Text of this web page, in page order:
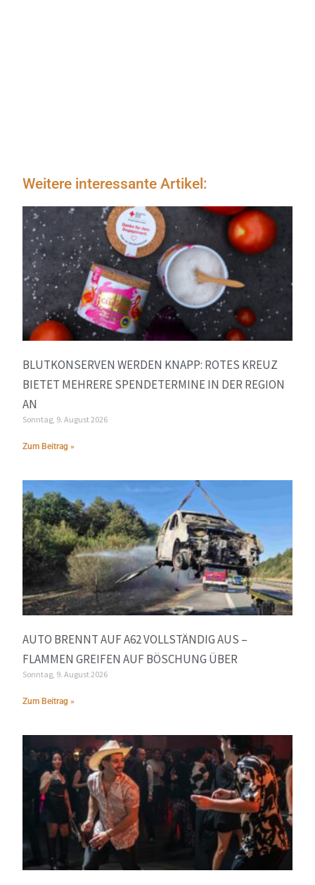
Weitere interessante Artikel:
BLUTKONSERVEN WERDEN KNAPP: ROTES KREUZ
BIETET MEHRERE SPENDETERMINE IN DER REGION
AN
Sonntag, 9. August 2026
Zum Beitrag »
AUTO BRENNT AUF A62 VOLLSTÄNDIG AUS –
FLAMMEN GREIFEN AUF BÖSCHUNG ÜBER
Sonntag, 9. August 2026
Zum Beitrag »